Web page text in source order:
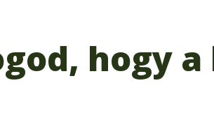
hogy